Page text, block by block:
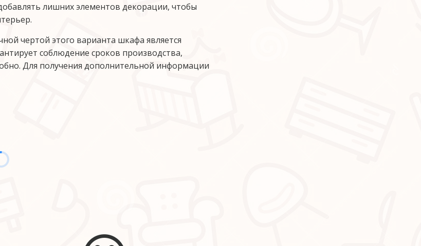
лишних элементов декорации, чтобы
чертой этого варианта шкафа является
соблюдение сроков производства,
Для получения дополнительной информации